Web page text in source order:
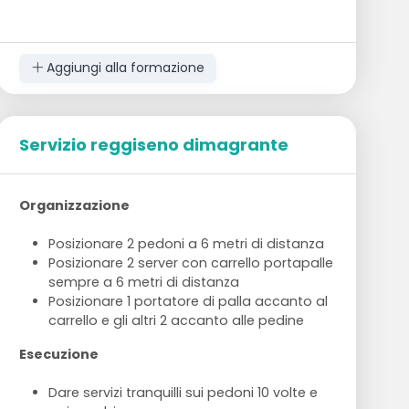
Aggiungi alla formazione
Servizio reggiseno dimagrante
Organizzazione
Posizionare 2 pedoni a 6 metri di distanza
Posizionare 2 server con carrello portapalle
sempre a 6 metri di distanza
Posizionare 1 portatore di palla accanto al
carrello e gli altri 2 accanto alle pedine
Esecuzione
Dare servizi tranquilli sui pedoni 10 volte e